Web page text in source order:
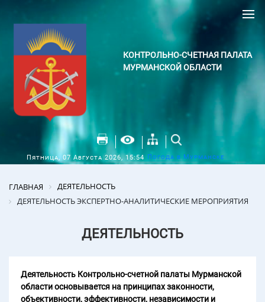
КОНТРОЛЬНО-СЧЕТНАЯ ПАЛАТА
МУРМАНСКОЙ ОБЛАСТИ
Пятница, 07 Августа 2026, 15:54 Погода в Мурманске
ГЛАВНАЯ
ДЕЯТЕЛЬНОСТЬ
ДЕЯТЕЛЬНОСТЬ ЭКСПЕРТНО-АНАЛИТИЧЕСКИЕ МЕРОПРИЯТИЯ
ДЕЯТЕЛЬНОСТЬ
Деятельность Контрольно-счетной палаты Мурманской
области основывается на принципах законности,
объективности, эффективности, независимости и